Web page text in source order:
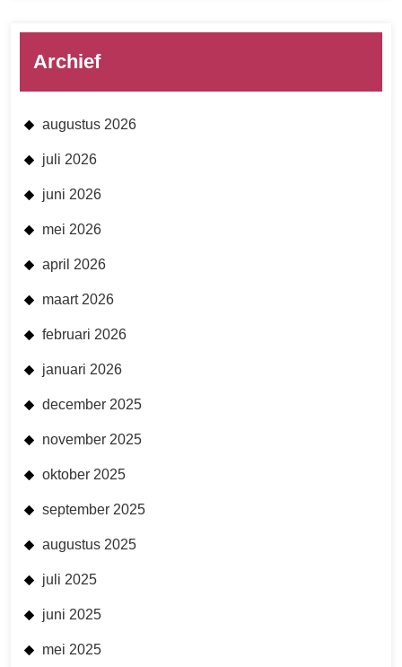
Archief
augustus 2026
juli 2026
juni 2026
mei 2026
april 2026
maart 2026
februari 2026
januari 2026
december 2025
november 2025
oktober 2025
september 2025
augustus 2025
juli 2025
juni 2025
mei 2025